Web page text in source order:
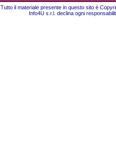
Tutto il materiale presente in questo sito è
Info4U s.r.l. declina ogni